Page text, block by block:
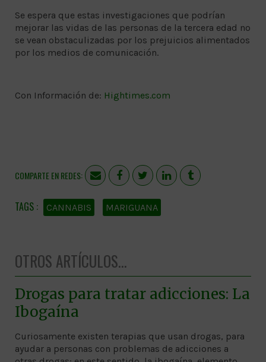
Se espera que estas investigaciones que podrían
mejorar las vidas de las personas de la tercera edad no
se vean obstaculizadas por los prejuicios alimentados
por los medios de comunicación.
Con Información de: Hightimes.com
COMPARTE EN REDES:
CANNABIS MARIGUANA
OTROS ARTÍCULOS...
Drogas para tratar adicciones: La
Ibogaína
Curiosamente existen terapias que usan drogas, para
ayudar a personas con problemas de adicciones a